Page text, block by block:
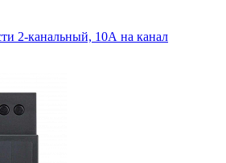
2-канальный, 10А на канал